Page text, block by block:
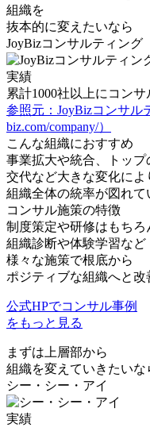
組織を
抜本的に変えたいなら
JoyBizコンサルティング
実績
累計1000社以上にコンサ
参照元：JoyBizコンサル
biz.com/company/）
こんな組織におすすめ
事業拡大や統合、トップ
交代など大きな変化によ
組織全体の統率が図れて
コンサル施策の特徴
制度策定や研修はもちろ
組織診断や体験学習など
様々な施策で根底から
ポジティブな組織へと改
公式HPでコンサル事例
をもっと見る
まずは上層部から
組織を変えていきたいな
シー・シー・アイ
実績